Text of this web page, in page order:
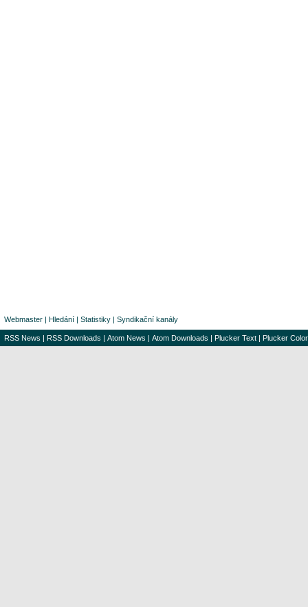
Webmaster | Hledání | Statistiky | Syndikační kanály
RSS News | RSS Downloads | Atom News | Atom Downloads | Plucker Text | Plucker Color